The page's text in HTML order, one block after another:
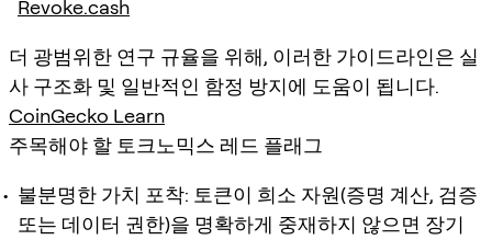
Revoke.cash
더 광범위한 연구 규율을 위해, 이러한 가이드라인은 실
사 구조화 및 일반적인 함정 방지에 도움이 됩니다.
CoinGecko Learn
주목해야 할 토크노믹스 레드 플래그
불분명한 가치 포착: 토큰이 희소 자원(증명 계산, 검증
또는 데이터 권한)을 명확하게 중재하지 않으면 장기